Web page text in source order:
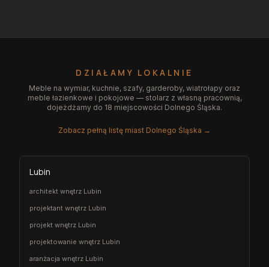
DZIAŁAMY LOKALNIE
Meble na wymiar, kuchnie, szafy, garderoby, wiatrołapy oraz
meble łazienkowe i pokojowe — stolarz z własną pracownią,
dojeżdżamy do 18 miejscowości Dolnego Śląska.
Zobacz pełną listę miast Dolnego Śląska →
Lubin
architekt wnętrz Lubin
projektant wnętrz Lubin
projekt wnętrz Lubin
projektowanie wnętrz Lubin
aranżacja wnętrz Lubin